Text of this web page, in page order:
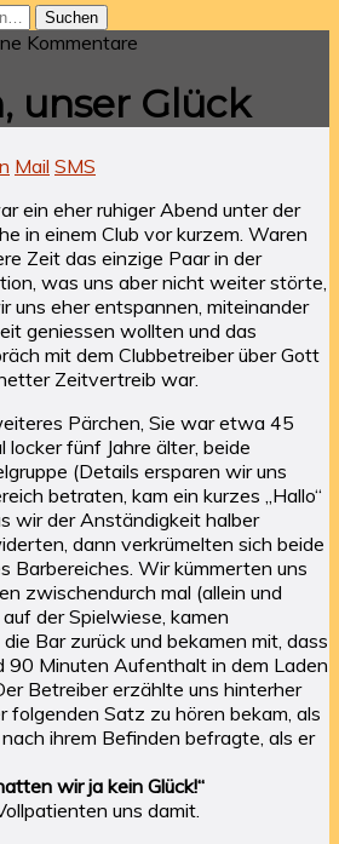
Kommentare
unser Glück
Mail SMS
ein eher ruhiger Abend unter der
in einem Club vor kurzem. Waren
Zeit das einzige Paar in der
was uns aber nicht weiter störte,
uns eher entspannen, miteinander
geniessen wollten und das
mit dem Clubbetreiber über Gott
Zeitvertreib war.
Pärchen, Sie war etwa 45
locker fünf Jahre älter, beide
(Details ersparen wir uns
betraten, kam ein kurzes „Hallo“
wir der Anständigkeit halber
dann verkrümelten sich beide
Barbereiches. Wir kümmerten uns
zwischendurch mal (allein und
der Spielwiese, kamen
Bar zurück und bekamen mit, dass
90 Minuten Aufenthalt in dem Laden
Betreiber erzählte uns hinterher
folgenden Satz zu hören bekam, als
ihrem Befinden befragte, als er
wir ja kein Glück!“
uns damit.